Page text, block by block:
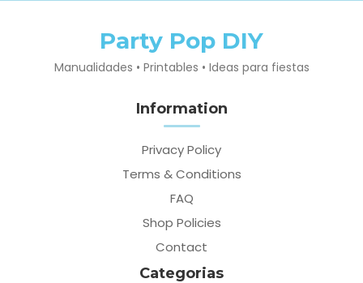
Party Pop DIY
Manualidades • Printables • Ideas para fiestas
Information
Privacy Policy
Terms & Conditions
FAQ
Shop Policies
Contact
Categorias